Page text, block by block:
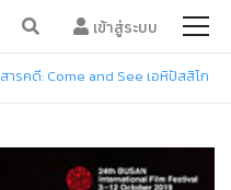
เข้าสู่ระบบ
สารคดี: Come and See เอหิปัสสิโก